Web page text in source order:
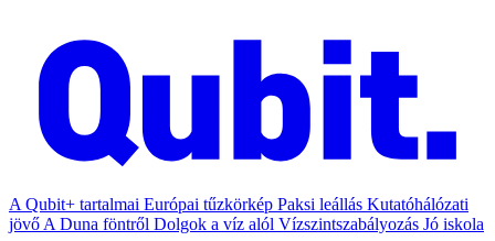
A Qubit+ tartalmai Európai tűzkörkép Paksi leállás Kutatóhálózati
jövő A Duna föntről Dolgok a víz alól Vízszintszabályozás Jó iskola